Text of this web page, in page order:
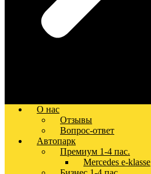
О нас
Отзывы
Вопрос-ответ
Автопарк
Премиум 1-4 пас.
Mercedes e-klasse